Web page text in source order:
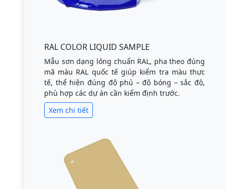
RAL COLOR LIQUID SAMPLE
Mẫu sơn dạng lỏng chuẩn RAL, pha theo đúng
mã màu RAL quốc tế giúp kiểm tra màu thực
tế, thể hiện đúng độ phủ – độ bóng – sắc độ,
phù hợp các dự án cần kiểm định trước.
Xem chi tiết